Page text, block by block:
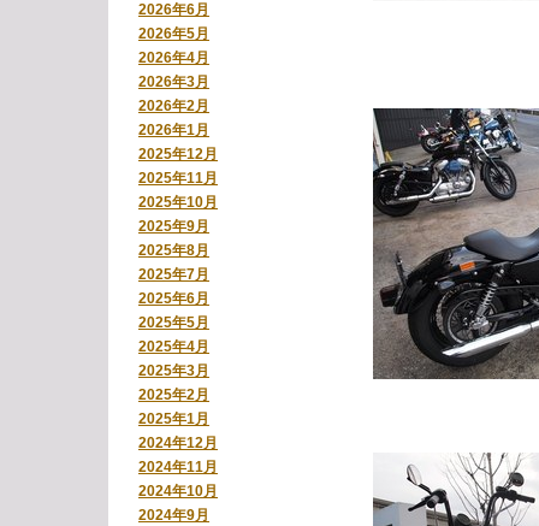
2026年6月
2026年5月
2026年4月
2026年3月
2026年2月
2026年1月
2025年12月
2025年11月
2025年10月
2025年9月
2025年8月
2025年7月
2025年6月
2025年5月
2025年4月
2025年3月
2025年2月
2025年1月
2024年12月
2024年11月
2024年10月
2024年9月